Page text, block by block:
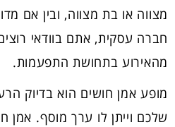
מצווה או בת מצווה, ובין אם
חברה עסקית, אתם בוודאי
מהאירוע בתחושת התפעמות.
מופע אמן חושים הוא בדיוק
שלכם וייתן לו ערך מוסף. אמן